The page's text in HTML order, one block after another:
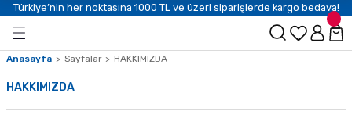
Türkiye’nin her noktasına 1000 TL ve üzeri siparişlerde kargo bedava!
Anasayfa Sayfalar HAKKIMIZDA
HAKKIMIZDA